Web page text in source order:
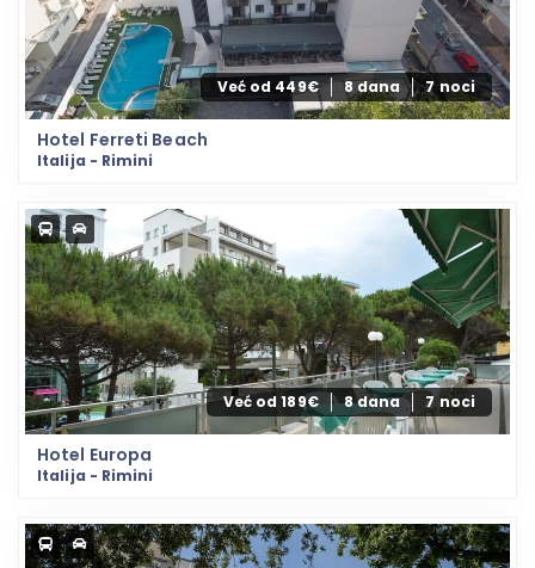
Već od 449€ 8 dana 7 noci
Hotel Ferreti Beach
Italija - Rimini
Već od 189€ 8 dana 7 noci
Hotel Europa
Italija - Rimini